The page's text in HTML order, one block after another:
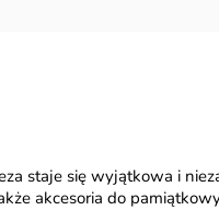
staje się wyjątkowa i
akcesoria do